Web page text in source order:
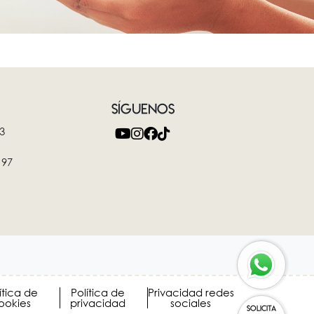
SÍGUENOS
de Política de
privacidad
Privacidad redes
sociales SOLICITA